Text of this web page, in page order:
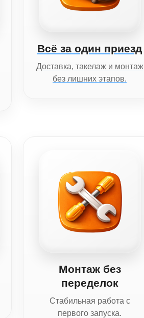
Всё за один приезд
Доставка, такелаж и монтаж
без лишних этапов.
Монтаж без
переделок
Стабильная работа с
первого запуска.